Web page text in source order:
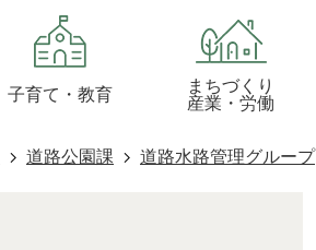
子育て・教育
まちづくり
産業・労働
道路公園課 道路水路管理グループ